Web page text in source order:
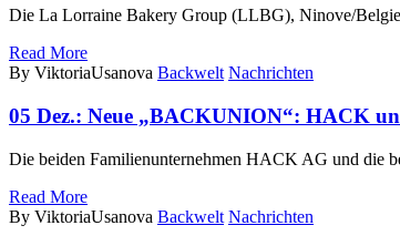
Die La Lorraine Bakery Group (LLBG), Ninove/
Read More
By ViktoriaUsanova Backwelt Nachrichten
05 Dez.: Neue „BACKUNION“: HACK
Die beiden Familienunternehmen HACK AG und die
Read More
By ViktoriaUsanova Backwelt Nachrichten